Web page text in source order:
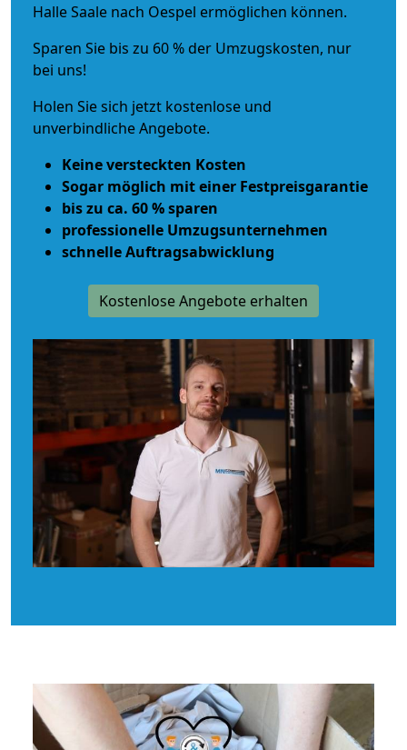
Halle Saale nach Oespel ermöglichen können.
Sparen Sie bis zu 60 % der Umzugskosten, nur
bei uns!
Holen Sie sich jetzt kostenlose und
unverbindliche Angebote.
Keine versteckten Kosten
Sogar möglich mit einer Festpreisgarantie
bis zu ca. 60 % sparen
professionelle Umzugsunternehmen
schnelle Auftragsabwicklung
Kostenlose Angebote erhalten